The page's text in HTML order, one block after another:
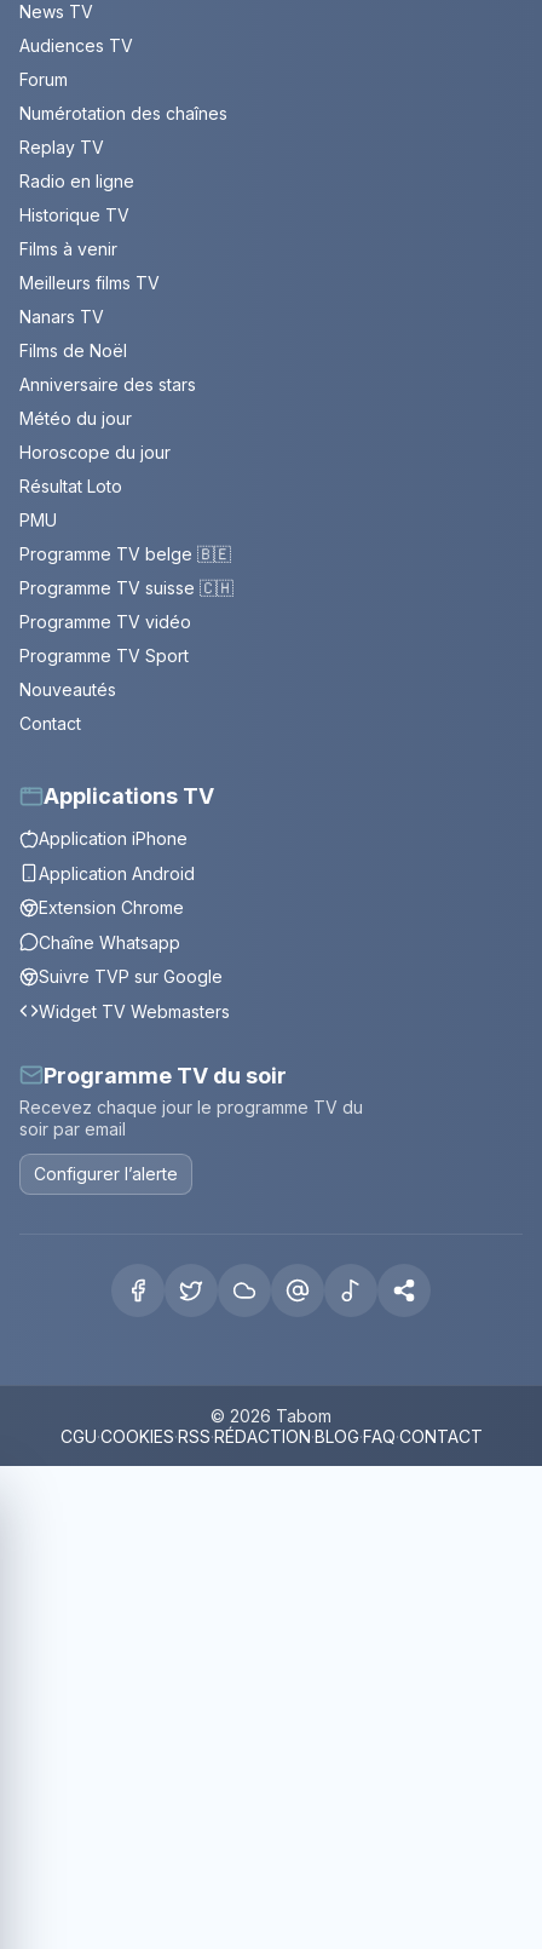
News TV
Audiences TV
Forum
Numérotation des chaînes
Replay TV
Radio en ligne
Historique TV
Films à venir
Meilleurs films TV
Nanars TV
Films de Noël
Anniversaire des stars
Météo du jour
Horoscope du jour
Résultat Loto
PMU
Programme TV belge 🇧🇪
Programme TV suisse 🇨🇭
Programme TV vidéo
Programme TV Sport
Nouveautés
Contact
Applications TV
Application iPhone
Application Android
Extension Chrome
Chaîne Whatsapp
Suivre TVP sur Google
Widget TV Webmasters
Programme TV du soir
Recevez chaque jour le programme TV du
soir par email
Configurer l’alerte
© 2026 Tabom
CGU·COOKIES·RSS·RÉDACTION·BLOG·FAQ·CONTACT